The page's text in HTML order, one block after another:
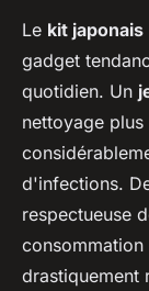
Le kit japonais
gadget
quotidien. Un
nettoyage
d'infections.
respectueuse
consommation
drastiquement